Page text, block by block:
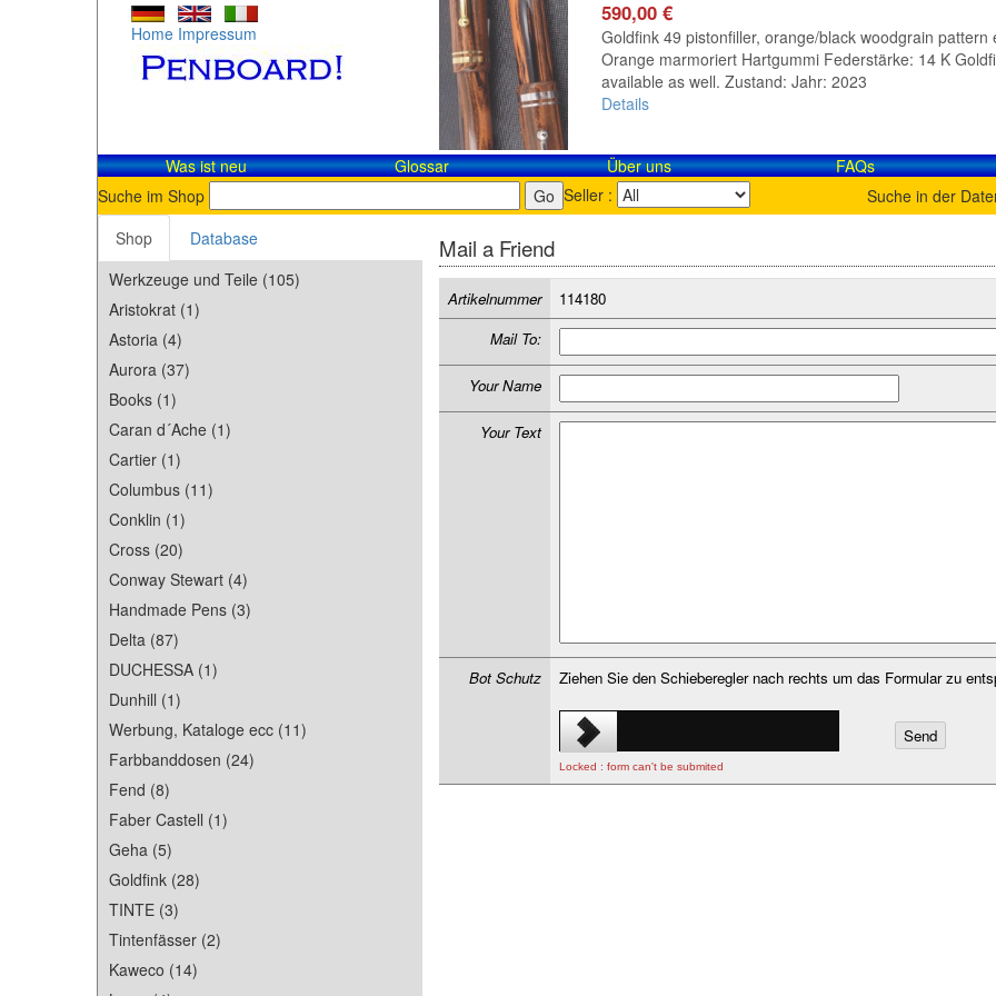
Home Impressum
590,00 €
Goldfink 49 pistonfiller, orange/black woodgrain
Orange marmoriert Hartgummi Federstärke: 14 K
available as well. Zustand: Jahr: 2023
Details
Was ist neu Glossar Über uns FAQs
Suche im Shop
Seller :
Suche in der
Shop
Database
Werkzeuge und Teile (105)
Aristokrat (1)
Astoria (4)
Aurora (37)
Books (1)
Caran d´Ache (1)
Cartier (1)
Columbus (11)
Conklin (1)
Cross (20)
Conway Stewart (4)
Handmade Pens (3)
Delta (87)
DUCHESSA (1)
Dunhill (1)
Werbung, Kataloge ecc (11)
Farbbanddosen (24)
Fend (8)
Faber Castell (1)
Geha (5)
Goldfink (28)
TINTE (3)
Tintenfässer (2)
Kaweco (14)
Mail a Friend
Artikelnummer
114180
Mail To:
Your Name
Your Text
Bot Schutz Ziehen Sie den Schieberegler nach rechts um das Formular zu
Locked : form can't be submited